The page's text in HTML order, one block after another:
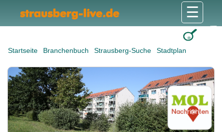
Startseite Branchenbuch Strausberg-Suche Stadtplan
☰